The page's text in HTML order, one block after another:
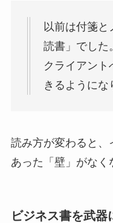
以前は付箋
読書」でした
クライアント
きるようにな
読み方が変わると、
あった「壁」がなく
ビジネス書を武器